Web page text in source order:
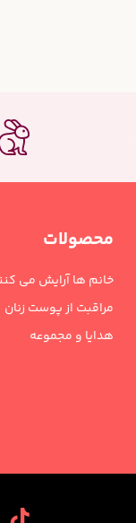
محصولات
خانم ها آرایش می
مراقبت از پوست زنان
هدایا و مجموعه